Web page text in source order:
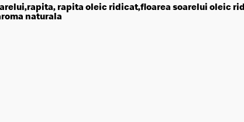
rapita oleic ridicat,floarea soarelui oleic
naturala